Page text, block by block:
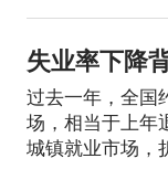
失业率下降
过去一年，全国
场，相当于上年
城镇就业市场，